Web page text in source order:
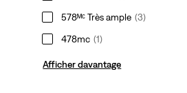
578ᴹᶜ Très ample (3)
478mc (1)
Afficher davantage